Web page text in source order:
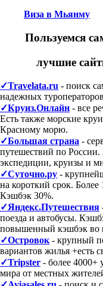
Виза в Мьянму
Пользуемся
лучшие
✓Travelata.ru - поиск
надежных
✓Круиз.Онлайн - все
Есть также морские
Красному морю.
✓Большая страна -
путешествий по
экспедиции, круизы и
✓Суточно.ру -
на короткий срок. Более
Кэшбэк 30%.
✓Яндекс.Путешествия
поезда и автобусы.
повышенный кэшбэк во
✓Островок - крупный
вариантов жилья +есть
✓Tripster - более 4000+
мира от местных